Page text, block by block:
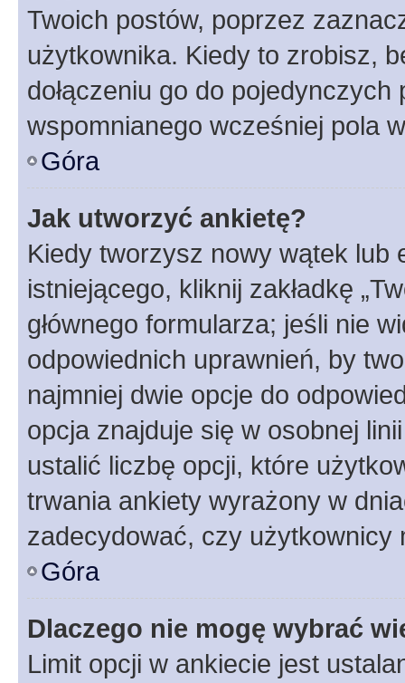
Twoich postów, poprzez
użytkownika. Kiedy to zrobisz,
dołączeniu go do
wspomnianego wcześniej pola
Góra
Jak utworzyć ankietę?
Kiedy tworzysz nowy wątek lub
istniejącego, kliknij zakładkę
głównego formularza; jeśli nie
odpowiednich uprawnień, by
najmniej dwie opcje do
opcja znajduje się w osobnej
ustalić liczbę opcji, które
trwania ankiety wyrażony w
zadecydować, czy użytkownicy
Góra
Dlaczego nie mogę wybrać
Limit opcji w ankiecie jest